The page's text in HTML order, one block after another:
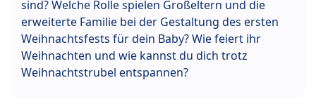
sind? Welche Rolle spielen Großeltern und die
erweiterte Familie bei der Gestaltung des ersten
Weihnachtsfests für dein Baby? Wie feiert ihr
Weihnachten und wie kannst du dich trotz
Weihnachtstrubel entspannen?